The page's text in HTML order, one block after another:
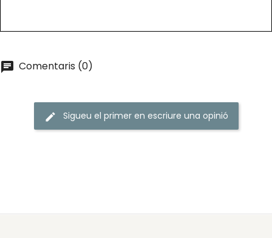
Comentaris (0)
Sigueu el primer en escriure una opinió